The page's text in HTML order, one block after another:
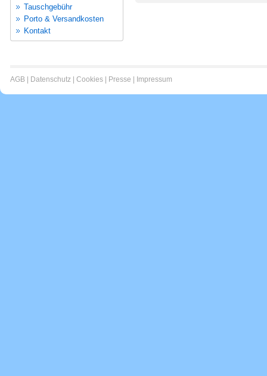
Tauschgebühr
Porto & Versandkosten
Kontakt
AGB Datenschutz Cookies Presse Impressum